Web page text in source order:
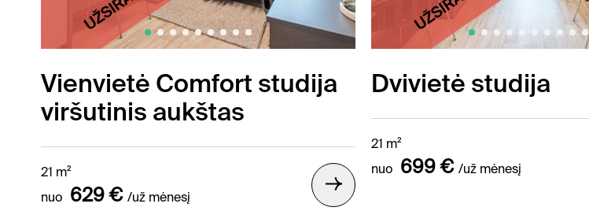
Vienvietė Comfort studija
viršutinis aukštas
21 m²
nuo
629 € /už mėnesį
Dvivietė studija
21 m²
nuo
699 € /už mėnesį